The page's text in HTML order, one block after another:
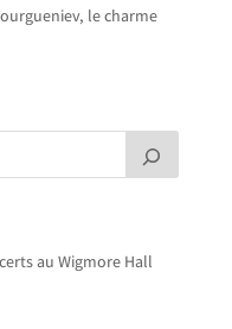
le charme
au Wigmore Hall